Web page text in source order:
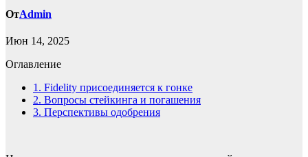
ОтAdmin
Июн 14, 2025
Оглавление
1. Fidelity присоединяется к гонке
2. Вопросы стейкинга и погашения
3. Перспективы одобрения